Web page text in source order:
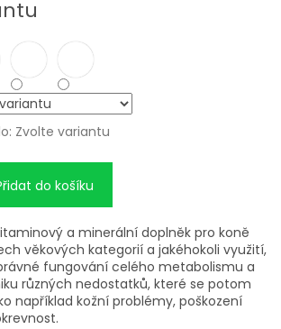
Zvolte variantu
do košíku
vitaminový a minerální doplněk pro koně
věkových kategorií a jakéhokoli využití,
fungování celého metabolismu a
různých nedostatků, které se potom
například kožní problémy, poškození